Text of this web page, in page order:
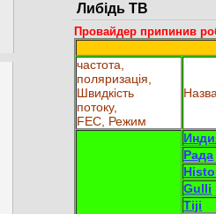
Либідь ТВ
Провайдер припинив
частота,
поляризація,
Швидкість
потоку,
FEC, Режим
Рада
Gulli
Tiji